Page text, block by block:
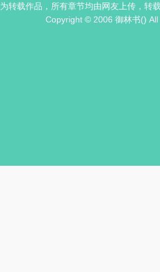
转载作品，所有章节均由网友上传，转
Copyright © 2006 御林书() All